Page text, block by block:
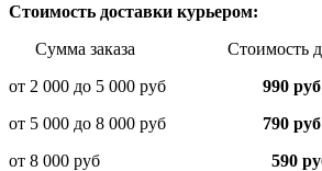
Стоимость доставки курьером:
Сумма заказа Стоимость
от 2 000 до 5 000 руб
990 руб
от 5 000 до 8 000 руб 790 руб
от 8 000 руб 590